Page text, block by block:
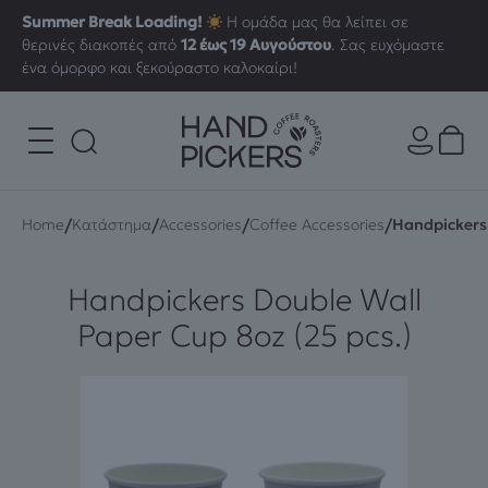
Summer Break Loading!
Η ομάδα μας θα λείπει σε
θερινές διακοπές από12 έως 19 Αυγούστου. Σας ευχόμαστε
ένα όμορφο και ξεκούραστο καλοκαίρι!
Home/Κατάστημα/Accessories/Coffee Accessories/
Handpickers Double Wall
Paper Cup 8oz (25 pcs.)